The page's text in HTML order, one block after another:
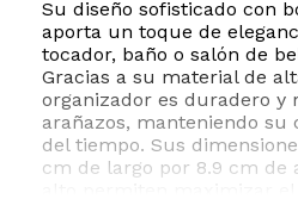
Su diseño sofisticado con
aporta un toque de
tocador, baño o salón de
Gracias a su material de
organizador es duradero y
arañazos, manteniendo su
del tiempo. Sus
cm de largo por 8.9 cm de